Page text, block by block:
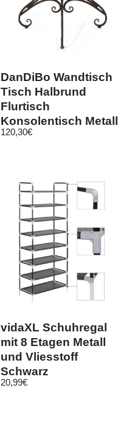
DanDiBo Wandtisch
Tisch Halbrund
Flurtisch
Konsolentisch Metall
Braun Beistelltisch
120,30€
vidaXL Schuhregal
mit 8 Etagen Metall
und Vliesstoff
Schwarz
20,99€